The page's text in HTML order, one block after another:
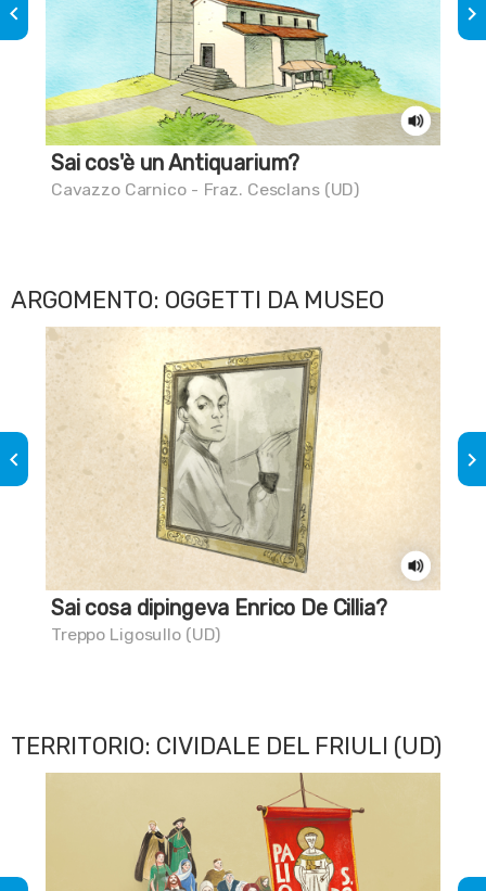
Sai cos'è un Antiquarium?
Cavazzo Carnico - Fraz. Cesclans (UD)
keyboard_arrow_left keyboard_arrow_right
ARGOMENTO: OGGETTI DA MUSEO
Sai cosa dipingeva Enrico De Cillia?
Treppo Ligosullo (UD)
keyboard_arrow_left keyboard_arrow_right
TERRITORIO: CIVIDALE DEL FRIULI (UD)